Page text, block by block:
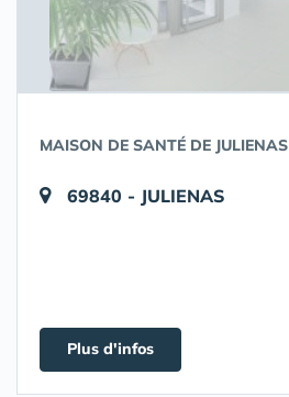
MAISON DE SANTÉ DE JULIENAS
69840 - JULIENAS
Plus d'infos